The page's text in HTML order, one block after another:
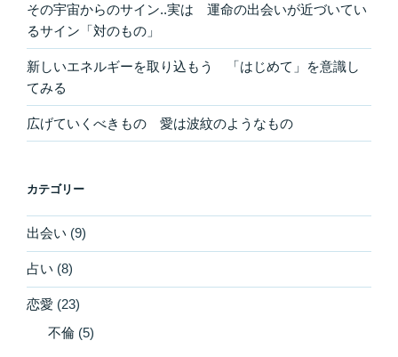
その宇宙からのサイン..実は 運命の出会いが近づいてい
るサイン「対のもの」
新しいエネルギーを取り込もう 「はじめて」を意識し
てみる
広げていくべきもの 愛は波紋のようなもの
カテゴリー
出会い (9)
占い (8)
恋愛 (23)
不倫 (5)